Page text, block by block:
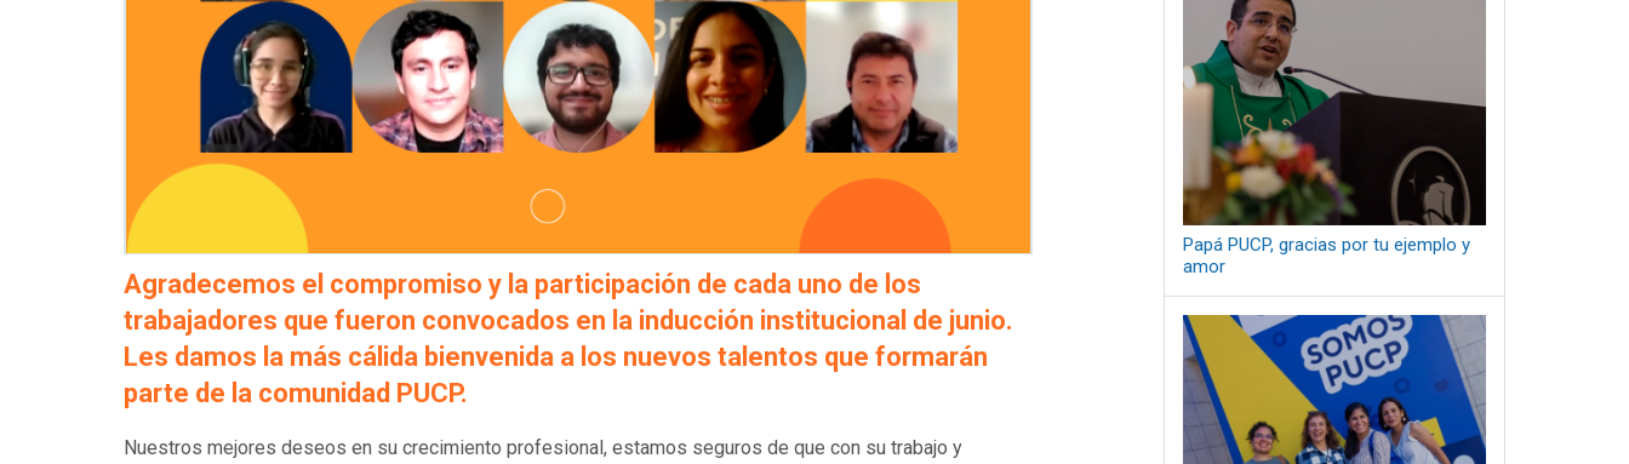
Agradecemos el compromiso y la participación de cada uno de los
trabajadores que fueron convocados en la inducción institucional de junio.
Les damos la más cálida bienvenida a los nuevos talentos que formarán
parte de la comunidad PUCP.
Nuestros mejores deseos en su crecimiento profesional, estamos seguros de que con su trabajo y
Papá PUCP, gracias por tu ejemplo y
amor